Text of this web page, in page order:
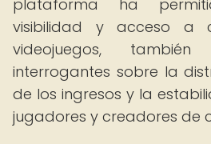
plataforma ha
visibilidad y acceso a
videojuegos,
interrogantes sobre la
de los ingresos y la
jugadores y creadores de